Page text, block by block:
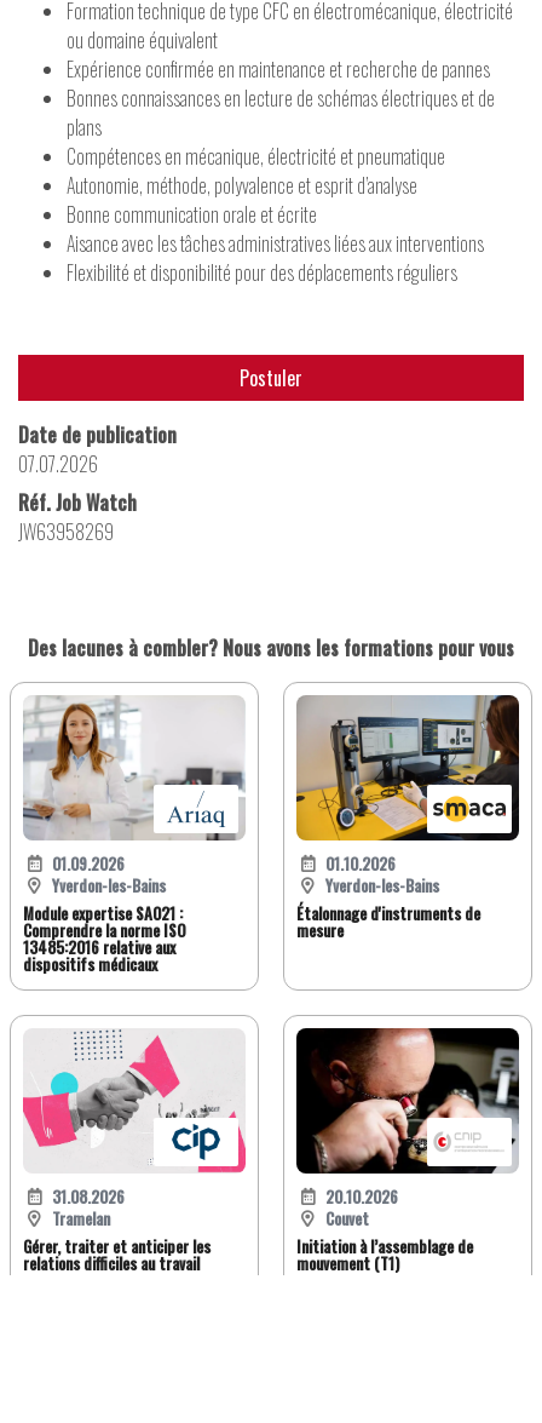
Formation technique de type CFC en électromécanique, électricité
ou domaine équivalent
Expérience confirmée en maintenance et recherche de pannes
Bonnes connaissances en lecture de schémas électriques et de
plans
Compétences en mécanique, électricité et pneumatique
Autonomie, méthode, polyvalence et esprit d’analyse
Bonne communication orale et écrite
Aisance avec les tâches administratives liées aux interventions
Flexibilité et disponibilité pour des déplacements réguliers
Postuler
Date de publication
07.07.2026
Réf. Job Watch
JW63958269
Des lacunes à combler? Nous avons les formations pour vous
01.09.2026
Yverdon-les-Bains
Module expertise SA021 :
Comprendre la norme ISO
13485:2016 relative aux
dispositifs médicaux
01.10.2026
Yverdon-les-Bains
Étalonnage d'instruments de
mesure
31.08.2026
Tramelan
Gérer, traiter et anticiper les
relations difficiles au travail
20.10.2026
Couvet
Initiation à l’assemblage de
mouvement (T1)